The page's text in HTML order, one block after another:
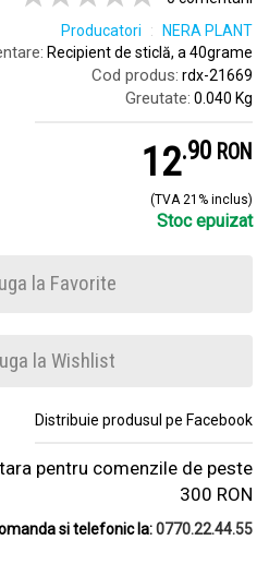
Producatori
NERA PLANT
Recipient de sticlă, a 40grame
Cod produs: rdx-21669
Greutate: 0.040 Kg
12.9 RON
(TVA 21% inclus)
Stoc epuizat
la Favorite
la Wishlist
Distribuie produsul pe Facebook
tara pentru comenzile de peste
300 RON
si telefonic la:0770.22.44.55